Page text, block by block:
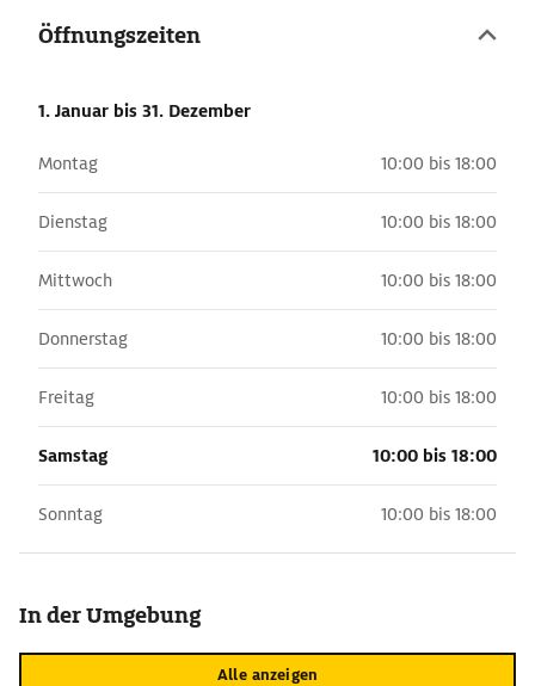
Öffnungszeiten
1. Januar bis 31. Dezember
Montag 10:00 bis 18:00
Dienstag 10:00 bis 18:00
Mittwoch 10:00 bis 18:00
Donnerstag 10:00 bis 18:00
Freitag 10:00 bis 18:00
Samstag 10:00 bis 18:00
Sonntag 10:00 bis 18:00
In der Umgebung
Alle anzeigen